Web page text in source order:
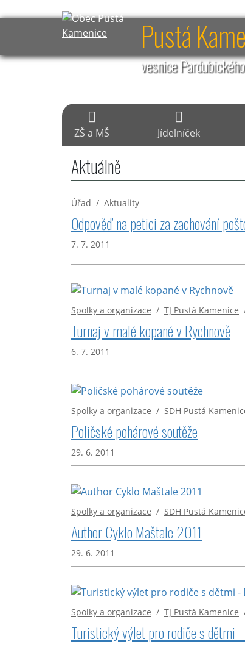
Pustá
vesnice
ZŠ a MŠ Jídelníček
Aktuálně
Úřad / Aktuality
Odpověď na petici za zachování
7. 7. 2011
Spolky a organizace / TJ Pustá Kamenice
Turnaj v malé kopané v Rychnově
6. 7. 2011
Spolky a organizace / SDH Pustá
Poličské pohárové soutěže
29. 6. 2011
Spolky a organizace / SDH Pustá
Author Cyklo Maštale 2011
29. 6. 2011
Spolky a organizace / TJ Pustá Kamenice
Turistický výlet pro rodiče s dětmi